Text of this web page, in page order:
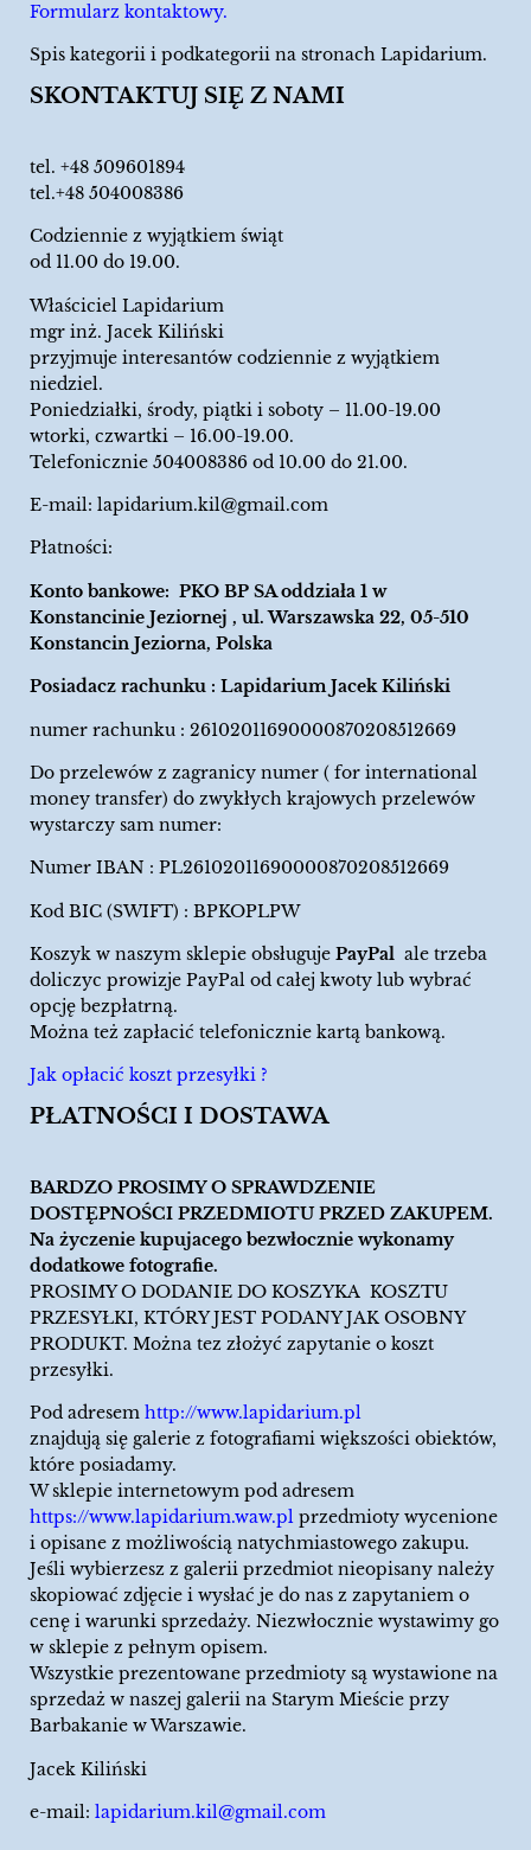
Formularz kontaktowy.
Spis kategorii i podkategorii na stronach Lapidarium.
SKONTAKTUJ SIĘ Z NAMI
tel. +48 509601894
tel.+48 504008386
Codziennie z wyjątkiem świąt
od 11.00 do 19.00.
Właściciel Lapidarium
mgr inż. Jacek Kiliński
przyjmuje interesantów codziennie z wyjątkiem
niedziel.
Poniedziałki, środy, piątki i soboty – 11.00-19.00
wtorki, czwartki – 16.00-19.00.
Telefonicznie 504008386 od 10.00 do 21.00.
E-mail: lapidarium.kil@gmail.com
Płatności:
Konto bankowe: PKO BP SA oddziała 1 w
Konstancinie Jeziornej , ul. Warszawska 22, 05-510
Konstancin Jeziorna, Polska
Posiadacz rachunku : Lapidarium Jacek Kiliński
numer rachunku : 26102011690000870208512669
Do przelewów z zagranicy numer ( for international
money transfer) do zwykłych krajowych przelewów
wystarczy sam numer:
Numer IBAN : PL26102011690000870208512669
Kod BIC (SWIFT) : BPKOPLPW
Koszyk w naszym sklepie obsługuje PayPal ale trzeba
doliczyc prowizje PayPal od całej kwoty lub wybrać
opcję bezpłatrną.
Można też zapłacić telefonicznie kartą bankową.
Jak opłacić koszt przesyłki ?
PŁATNOŚCI I DOSTAWA
BARDZO PROSIMY O SPRAWDZENIE
DOSTĘPNOŚCI PRZEDMIOTU PRZED ZAKUPEM.
Na życzenie kupujacego bezwłocznie wykonamy
dodatkowe fotografie.
PROSIMY O DODANIE DO KOSZYKA KOSZTU
PRZESYŁKI, KTÓRY JEST PODANY JAK OSOBNY
PRODUKT. Można tez złożyć zapytanie o koszt
przesyłki.
Pod adresem http://www.lapidarium.pl
znajdują się galerie z fotografiami większości obiektów,
które posiadamy.
W sklepie internetowym pod adresem
https://www.lapidarium.waw.pl przedmioty wycenione
i opisane z możliwością natychmiastowego zakupu.
Jeśli wybierzesz z galerii przedmiot nieopisany należy
skopiować zdjęcie i wysłać je do nas z zapytaniem o
cenę i warunki sprzedaży. Niezwłocznie wystawimy go
w sklepie z pełnym opisem.
Wszystkie prezentowane przedmioty są wystawione na
sprzedaż w naszej galerii na Starym Mieście przy
Barbakanie w Warszawie.
Jacek Kiliński
e-mail: lapidarium.kil@gmail.com